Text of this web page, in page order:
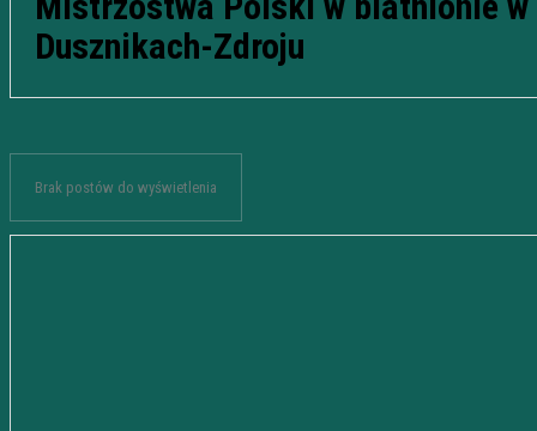
Dusznikach-Zdroju
Brak postów do wyświetlenia